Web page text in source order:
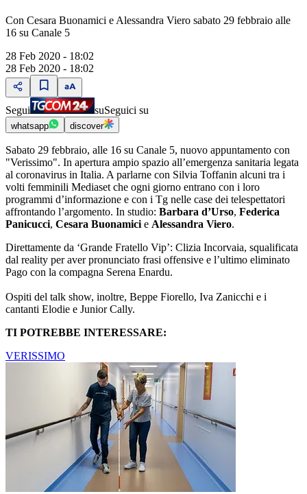
Con Cesara Buonamici e Alessandra Viero sabato 29 febbraio alle
16 su Canale 5
28 Feb 2020 - 18:02
28 Feb 2020 - 18:02
Segui suSeguici su
whatsapp discover
Sabato 29 febbraio, alle 16 su Canale 5, nuovo appuntamento con
"Verissimo". In apertura ampio spazio all’emergenza sanitaria legata
al coronavirus in Italia. A parlarne con Silvia Toffanin alcuni tra i
volti femminili Mediaset che ogni giorno entrano con i loro
programmi d’informazione e con i Tg nelle case dei telespettatori
affrontando l’argomento. In studio: Barbara d’Urso, Federica
Panicucci, Cesara Buonamici e Alessandra Viero.
Direttamente da ‘Grande Fratello Vip’: Clizia Incorvaia, squalificata
dal reality per aver pronunciato frasi offensive e l’ultimo eliminato
Pago con la compagna Serena Enardu.
Ospiti del talk show, inoltre, Beppe Fiorello, Iva Zanicchi e i
cantanti Elodie e Junior Cally.
TI POTREBBE INTERESSARE:
VERISSIMO